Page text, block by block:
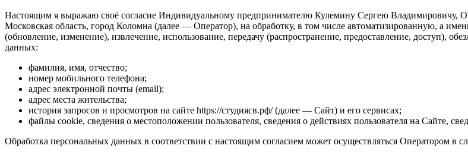
Настоящим я выражаю своё согласие Индивидуальному предпринимателю Кулемину Сергею
Московская область, город Коломна (далее — Оператор), на обработку, в том числе автоматизированную, а
(обновление, изменение), извлечение, использование, передачу (распространение, предоставление, доступ),
данных:
фамилия, имя, отчество;
номер мобильного телефона;
адрес электронной почты (email);
адрес места жительства;
история запросов и просмотров на сайте https://студиясв.рф/ (далее — Сайт) и его сервисах;
файлы cookie, сведения о местоположении пользователя, сведения о действиях пользователя на Сайте,
Обработка персональных данных в соответствии с настоящим согласием может осуществляться Оператором в